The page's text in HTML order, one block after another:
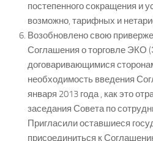
постепенного сокращения и
возможно, тарифных и
Возобновлено свою
Соглашения о торговле ЭКО
договаривающимися
необходимость введения
января 2013 года , как это
заседания Совета по
Пригласили оставшиеся
присоединиться к